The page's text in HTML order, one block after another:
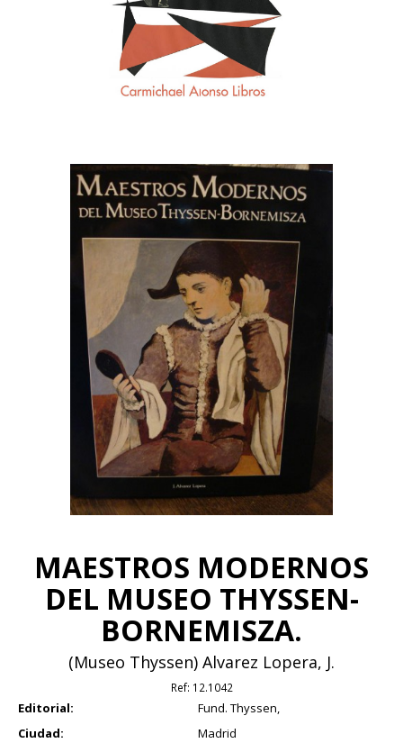
MAESTROS MODERNOS
DEL MUSEO THYSSEN-
BORNEMISZA.
(Museo Thyssen) Alvarez Lopera, J.
Ref: 12.1042
Editorial:
Fund. Thyssen,
Ciudad:
Madrid